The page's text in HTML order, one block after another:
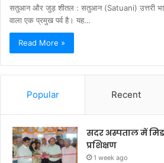
सतुआन और जुड़ शीतल : सतुआन (Satuani) उत्तरी
वाला एक प्रमुख पर्व है। यह…
Read More »
Popular Recent
सदर अस्पताल में
प्रशिक्षण
1 week ago